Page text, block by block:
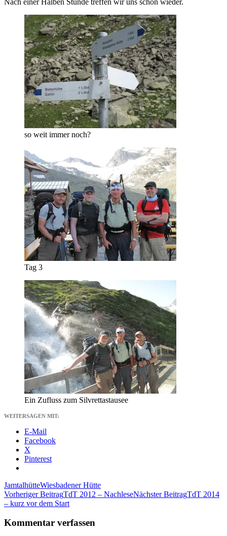
so weit immer noch?
Tag 3
Ein Zufluss zum Silvrettastausee
WEITERSAGEN MIT:
E-Mail
Facebook
X
Pinterest
JamtalhütteWiesbadener Hütte
Beitragsnavigation
Vorheriger BeitragTdT 2012 – NachleseNächster BeitragTdT 2014
– kurz vor dem Start
Kommentar verfassen